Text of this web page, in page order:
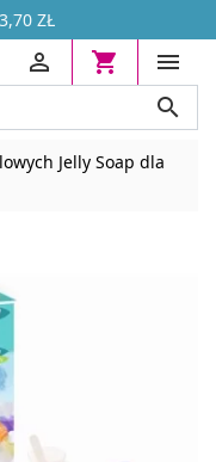
ZŁ




Jelly Soap dla